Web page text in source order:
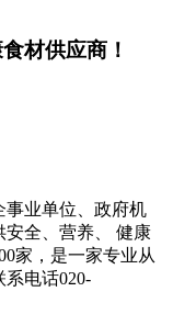
材供应商！
事业单位、政府机
安全、营养、 健康
家，是一家专业从
电话020-